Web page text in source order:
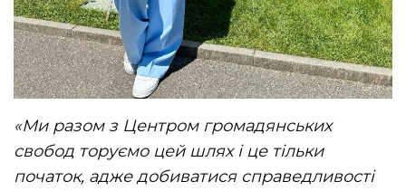
«Ми разом з Центром громадянських
свобод торуємо цей шлях і це тільки
початок, адже добиватися справедливості